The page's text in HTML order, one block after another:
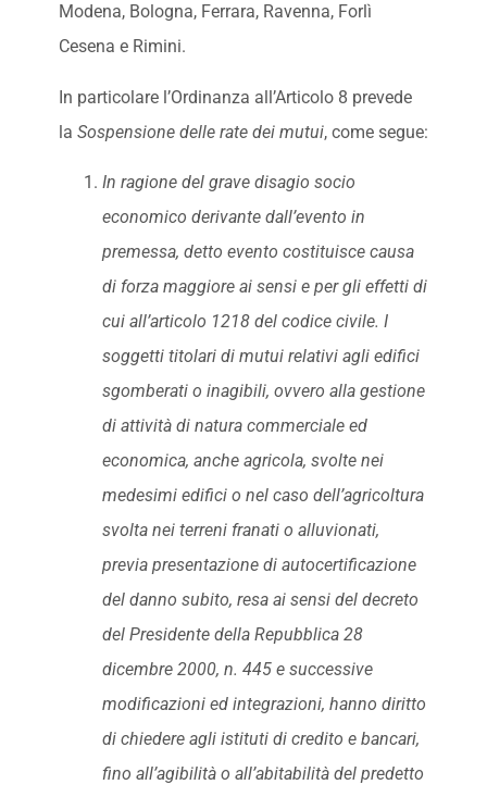
Modena, Bologna, Ferrara, Ravenna, Forlì
Cesena e Rimini.
In particolare l’Ordinanza all’Articolo 8 prevede
la Sospensione delle rate dei mutui, come segue:
In ragione del grave disagio socio
economico derivante dall’evento in
premessa, detto evento costituisce causa
di forza maggiore ai sensi e per gli effetti di
cui all’articolo 1218 del codice civile. I
soggetti titolari di mutui relativi agli edifici
sgomberati o inagibili, ovvero alla gestione
di attività di natura commerciale ed
economica, anche agricola, svolte nei
medesimi edifici o nel caso dell’agricoltura
svolta nei terreni franati o alluvionati,
previa presentazione di autocertificazione
del danno subito, resa ai sensi del decreto
del Presidente della Repubblica 28
dicembre 2000, n. 445 e successive
modificazioni ed integrazioni, hanno diritto
di chiedere agli istituti di credito e bancari,
fino all’agibilità o all’abitabilità del predetto